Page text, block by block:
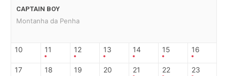
CAPTAIN BOY
Montanha da Penha
10 11 12 13 14 15 16
17 18 19 20 21 22 23